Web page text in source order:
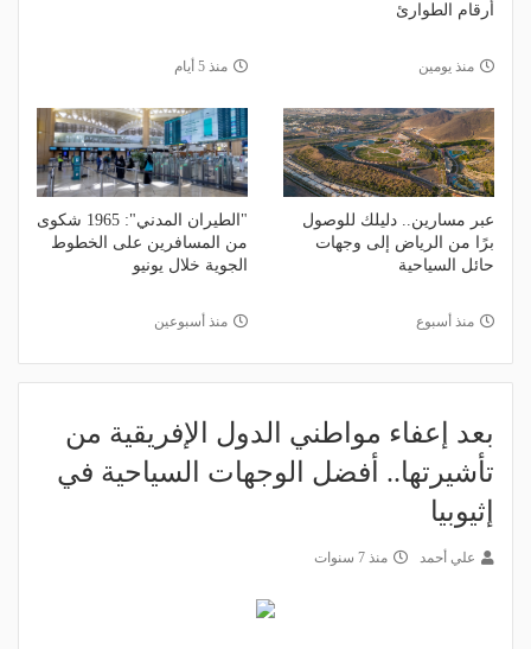
أرقام الطوارئ
منذ يومين منذ 5 أيام
عبر مسارين.. دليلك للوصول
برًا من الرياض إلى وجهات
حائل السياحية
منذ أسبوع
"الطيران المدني": 1965 شكوى
من المسافرين على الخطوط
الجوية خلال يونيو
منذ أسبوعين
بعد إعفاء مواطني الدول الإفريقية من
تأشيرتها.. أفضل الوجهات السياحية في
إثيوبيا
علي أحمد منذ 7 سنوات